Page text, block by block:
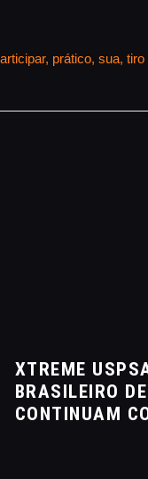
, prático, sua, tiro
XTREME
BRASILEIRO
CONTINUAM